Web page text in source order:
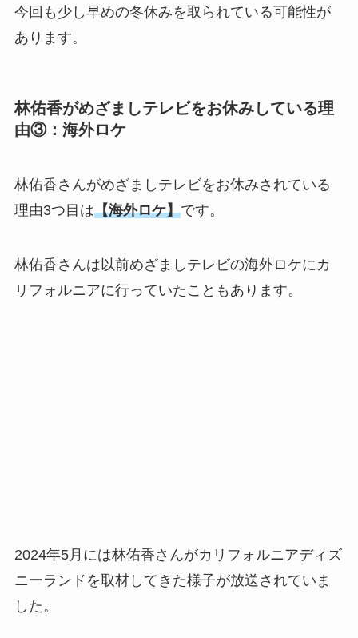
今回も少し早めの冬休みを取られている可能性が
あります。
林佑香がめざましテレビをお休みしている理
由③：海外ロケ
林佑香さんがめざましテレビをお休みされている
理由3つ目は【海外ロケ】です。
林佑香さんは以前めざましテレビの海外ロケにカ
リフォルニアに行っていたこともあります。
2024年5月には林佑香さんがカリフォルニアディズ
ニーランドを取材してきた様子が放送されていま
した。